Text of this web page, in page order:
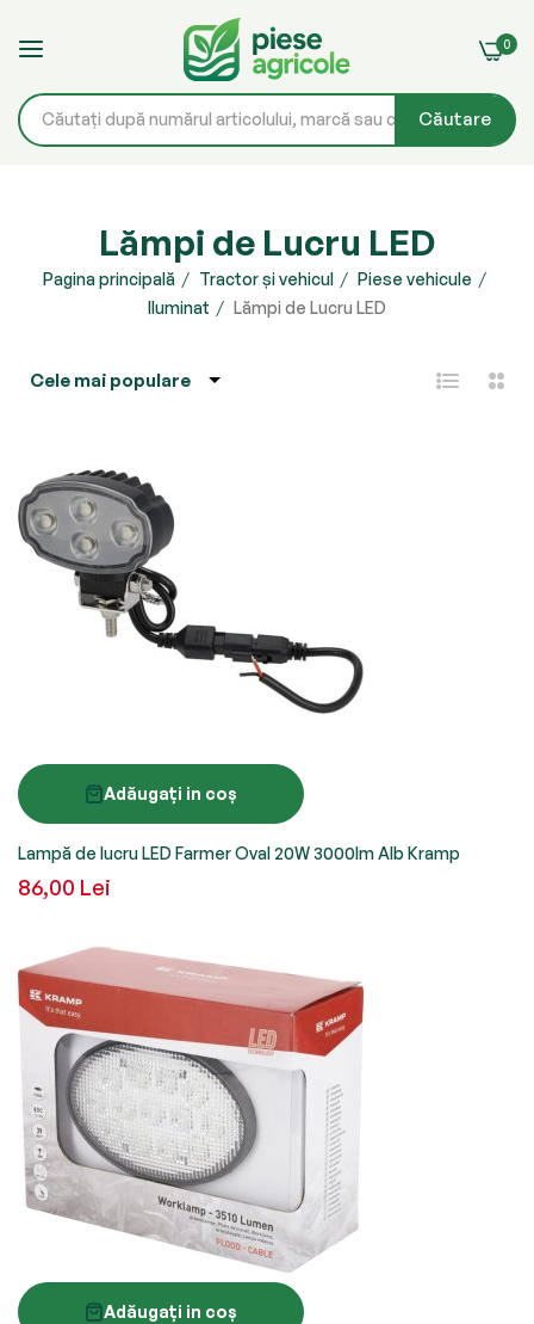
Căutare
0
Lămpi de Lucru LED
Pagina principală Tractor și vehicul
Piese vehicule
Iluminat
Lămpi de Lucru LED
Adăugați in coș
Lampă de lucru LED Farmer Oval 20W 3000lm Alb Kramp
86,00 Lei
Adăugați in coș